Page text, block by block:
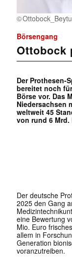
Börsengang
Ottobock
Der Prothesen-
bereitet noch
Börse vor. Das
Niedersachsen
weltweit 45
von rund 6 Mrd.
Der deutsche
2025 den Gang
eine Bewertung
Mio. Euro
allem in
Generation
voranzutreiben.